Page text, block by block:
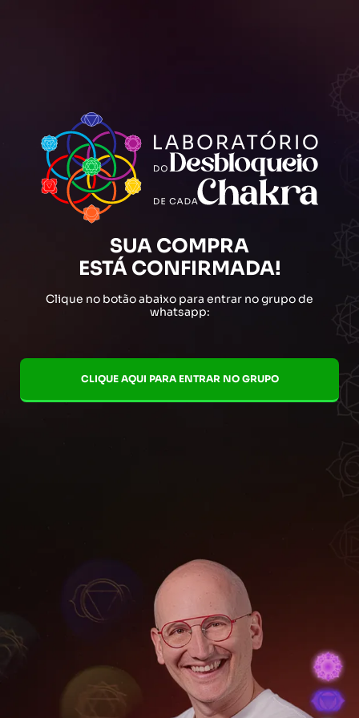
SUA COMPRA
ESTÁ CONFIRMADA!
Clique no botão abaixo para entrar no grupo de
whatsapp:
CLIQUE AQUI PARA ENTRAR NO GRUPO